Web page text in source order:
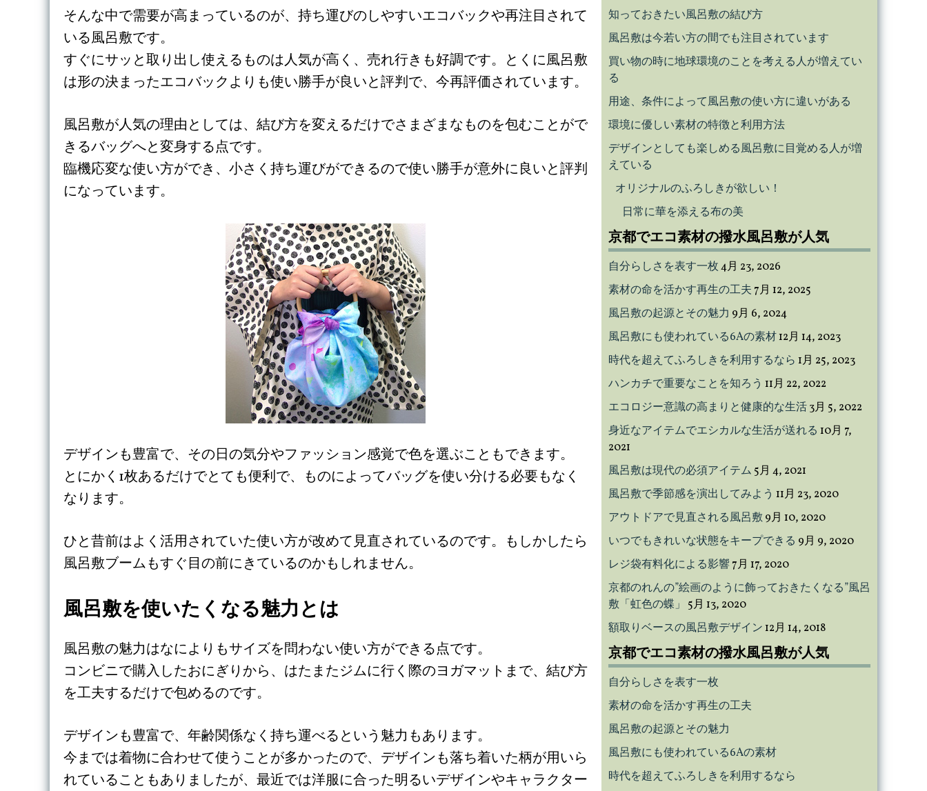
そんな中で需要が高まっているのが、持ち運びのしやすいエコバックや再注目されて
いる風呂敷です。
すぐにサッと取り出し使えるものは人気が高く、売れ行きも好調です。とくに風呂敷
は形の決まったエコバックよりも使い勝手が良いと評判で、今再評価されています。
風呂敷が人気の理由としては、結び方を変えるだけでさまざまなものを包むことがで
きるバッグへと変身する点です。
臨機応変な使い方ができ、小さく持ち運びができるので使い勝手が意外に良いと評判
になっています。
デザインも豊富で、その日の気分やファッション感覚で色を選ぶこともできます。
とにかく1枚あるだけでとても便利で、ものによってバッグを使い分ける必要もなく
なります。
ひと昔前はよく活用されていた使い方が改めて見直されているのです。もしかしたら
風呂敷ブームもすぐ目の前にきているのかもしれません。
風呂敷を使いたくなる魅力とは
風呂敷の魅力はなによりもサイズを問わない使い方ができる点です。
コンビニで購入したおにぎりから、はたまたジムに行く際のヨガマットまで、結び方
を工夫するだけで包めるのです。
デザインも豊富で、年齢関係なく持ち運べるという魅力もあります。
今までは着物に合わせて使うことが多かったので、デザインも落ち着いた柄が用いら
れていることもありましたが、最近では洋服に合った明るいデザインやキャラクター
知っておきたい風呂敷の結び方
風呂敷は今若い方の間でも注目されています
買い物の時に地球環境のことを考える人が増えてい
る
用途、条件によって風呂敷の使い方に違いがある
環境に優しい素材の特徴と利用方法
デザインとしても楽しめる風呂敷に目覚める人が増
えている
オリジナルのふろしきが欲しい！
日常に華を添える布の美
京都でエコ素材の撥水風呂敷が人気
自分らしさを表す一枚4月 23, 2026
素材の命を活かす再生の工夫 7月 12, 2025
風呂敷の起源とその魅力 9月 6, 2024
風呂敷にも使われている6Aの素材12月 14, 2023
時代を超えてふろしきを利用するなら 1月 25, 2023
ハンカチで重要なことを知ろう 11月 22, 2022
エコロジー意識の高まりと健康的な生活3月 5, 2022
身近なアイテムでエシカルな生活が送れる 10月 7,
2021
風呂敷は現代の必須アイテム 5月 4, 2021
風呂敷で季節感を演出してみよう 11月 23, 2020
アウトドアで見直される風呂敷9月 10, 2020
いつでもきれいな状態をキープできる 9月 9, 2020
レジ袋有料化による影響7月 17, 2020
京都のれんの”絵画のように飾っておきたくなる”風呂
敷「虹色の蝶」 5月 13, 2020
額取りベースの風呂敷デザイン12月 14, 2018
京都でエコ素材の撥水風呂敷が人気
自分らしさを表す一枚
素材の命を活かす再生の工夫
風呂敷の起源とその魅力
風呂敷にも使われている6Aの素材
時代を超えてふろしきを利用するなら